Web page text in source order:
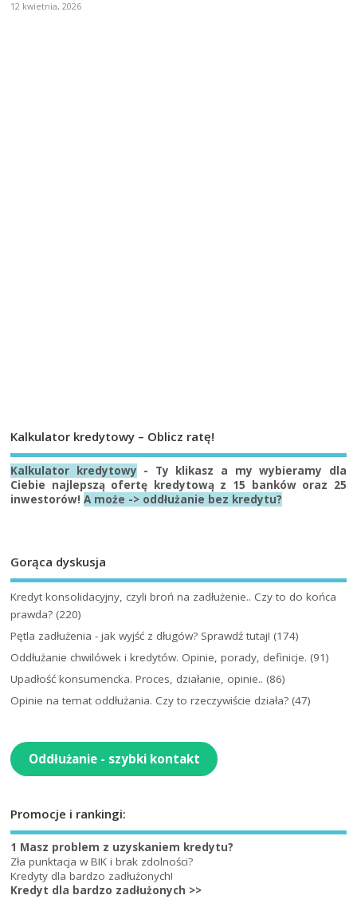
12 kwietnia, 2026
Kalkulator kredytowy – Oblicz ratę!
Kalkulator kredytowy - Ty klikasz a my wybieramy dla
Ciebie najlepszą ofertę kredytową z 15 banków oraz 25
inwestorów!A może -> oddłużanie bez kredytu?
Gorąca dyskusja
Kredyt konsolidacyjny, czyli broń na zadłużenie.. Czy to do końca
prawda? (220)
Pętla zadłużenia - jak wyjść z długów? Sprawdź tutaj! (174)
Oddłużanie chwilówek i kredytów. Opinie, porady, definicje. (91)
Upadłość konsumencka. Proces, działanie, opinie.. (86)
Opinie na temat oddłużania. Czy to rzeczywiście działa? (47)
Oddłużanie - szybki kontakt
Promocje i rankingi:
1 Masz problem z uzyskaniem kredytu?
Zła punktacja w BIK i brak zdolności?
Kredyty dla bardzo zadłużonych!
Kredyt dla bardzo zadłużonych >>